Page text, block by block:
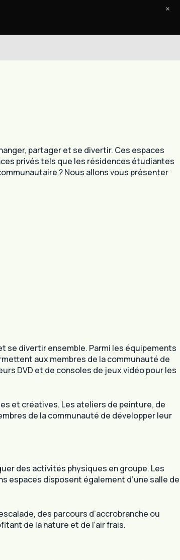
partager et se divertir. Ces espaces
privés tels que les résidences étudiantes
? Nous allons vous présenter
se divertir ensemble. Parmi les équipements
aux membres de la communauté de
DVD et de consoles de jeux vidéo pour les
et créatives. Les ateliers de peinture, de
de la communauté de développer leur
des activités physiques en groupe. Les
espaces disposent également d’une salle de
des parcours d’accrobranche ou
de la nature et de l’air frais.
×